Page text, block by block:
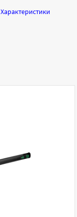
Характеристики